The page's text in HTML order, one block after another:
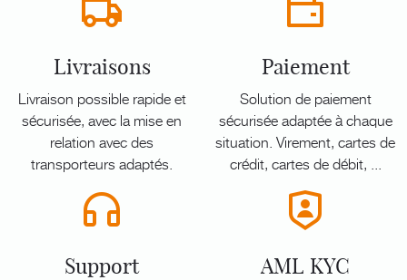
Livraisons
Livraison possible rapide et
sécurisée, avec la mise en
relation avec des
transporteurs adaptés.
Paiement
Solution de paiement
sécurisée adaptée à chaque
situation. Virement, cartes de
crédit, cartes de débit, ...
Support AML KYC